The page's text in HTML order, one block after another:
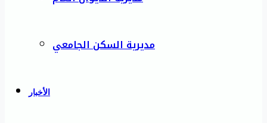
مديرية السكن الجامعي
الأخبار